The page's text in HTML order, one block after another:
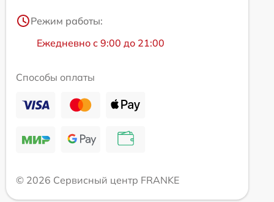
Режим работы:
Ежедневно с 9:00 до 21:00
Способы оплаты
© 2026 Сервисный центр FRANKE